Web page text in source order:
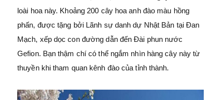
loài hoa này. Khoảng 200 cây hoa anh đào màu hồng
phấn, được tặng bởi Lãnh sự danh dự Nhật Bản tại Đan
Mạch, xếp dọc con đường dẫn đến Đài phun nước
Gefion. Bạn thậm chí có thể ngắm nhìn hàng cây này từ
thuyền khi tham quan kênh đào của tỉnh thành.